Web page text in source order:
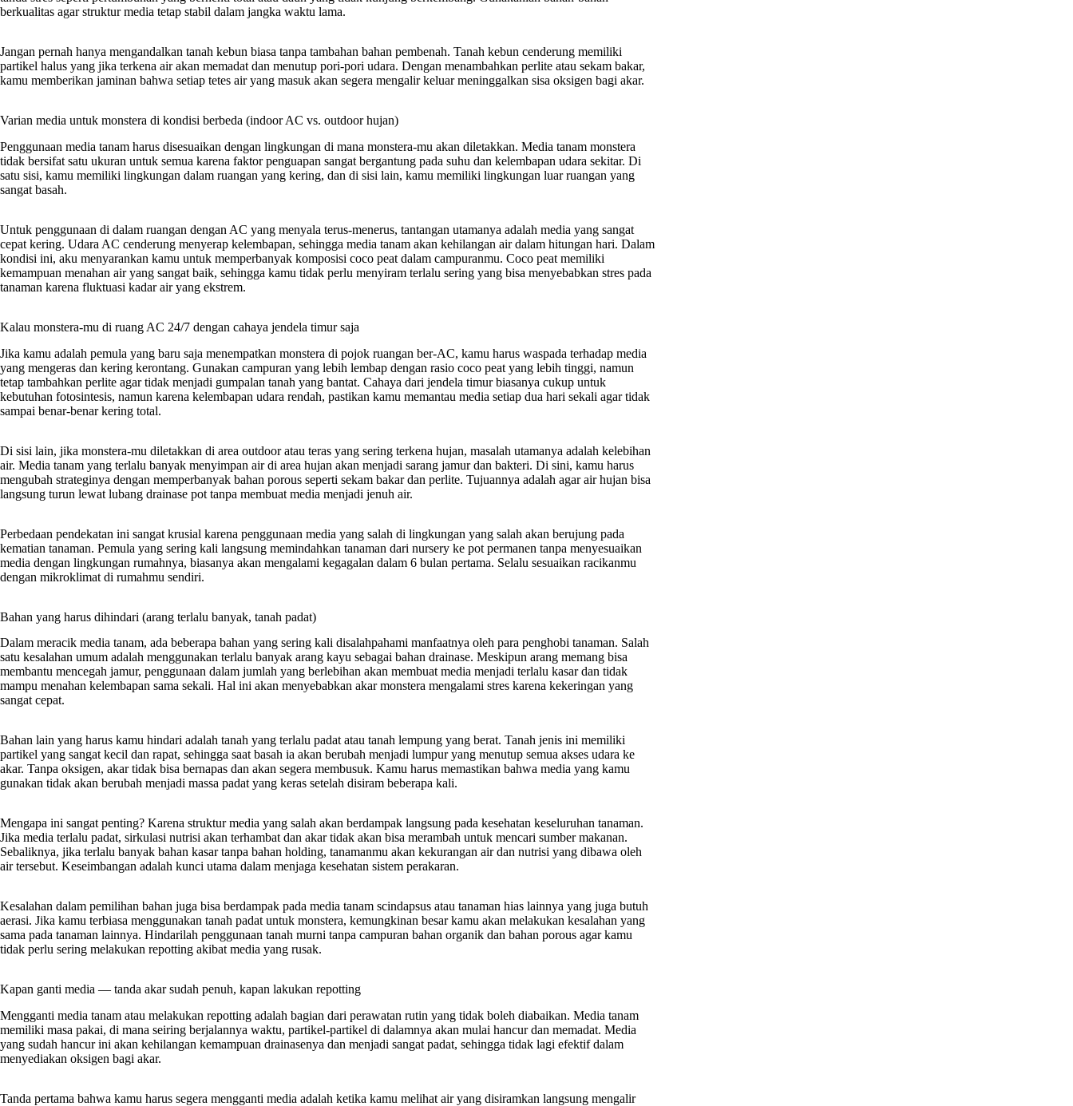
berkualitas agar struktur media tetap stabil dalam jangka waktu lama.
Jangan pernah hanya mengandalkan tanah kebun biasa tanpa tambahan bahan pembenah. Tanah kebun cenderung memiliki
partikel halus yang jika terkena air akan memadat dan menutup pori-pori udara. Dengan menambahkan perlite atau sekam bakar,
kamu memberikan jaminan bahwa setiap tetes air yang masuk akan segera mengalir keluar meninggalkan sisa oksigen bagi akar.
Varian media untuk monstera di kondisi berbeda (indoor AC vs. outdoor hujan)
Penggunaan media tanam harus disesuaikan dengan lingkungan di mana monstera-mu akan diletakkan. Media tanam monstera
tidak bersifat satu ukuran untuk semua karena faktor penguapan sangat bergantung pada suhu dan kelembapan udara sekitar. Di
satu sisi, kamu memiliki lingkungan dalam ruangan yang kering, dan di sisi lain, kamu memiliki lingkungan luar ruangan yang
sangat basah.
Untuk penggunaan di dalam ruangan dengan AC yang menyala terus-menerus, tantangan utamanya adalah media yang sangat
cepat kering. Udara AC cenderung menyerap kelembapan, sehingga media tanam akan kehilangan air dalam hitungan hari. Dalam
kondisi ini, aku menyarankan kamu untuk memperbanyak komposisi coco peat dalam campuranmu. Coco peat memiliki
kemampuan menahan air yang sangat baik, sehingga kamu tidak perlu menyiram terlalu sering yang bisa menyebabkan stres pada
tanaman karena fluktuasi kadar air yang ekstrem.
Kalau monstera-mu di ruang AC 24/7 dengan cahaya jendela timur saja
Jika kamu adalah pemula yang baru saja menempatkan monstera di pojok ruangan ber-AC, kamu harus waspada terhadap media
yang mengeras dan kering kerontang. Gunakan campuran yang lebih lembap dengan rasio coco peat yang lebih tinggi, namun
tetap tambahkan perlite agar tidak menjadi gumpalan tanah yang bantat. Cahaya dari jendela timur biasanya cukup untuk
kebutuhan fotosintesis, namun karena kelembapan udara rendah, pastikan kamu memantau media setiap dua hari sekali agar tidak
sampai benar-benar kering total.
Di sisi lain, jika monstera-mu diletakkan di area outdoor atau teras yang sering terkena hujan, masalah utamanya adalah kelebihan
air. Media tanam yang terlalu banyak menyimpan air di area hujan akan menjadi sarang jamur dan bakteri. Di sini, kamu harus
mengubah strateginya dengan memperbanyak bahan porous seperti sekam bakar dan perlite. Tujuannya adalah agar air hujan bisa
langsung turun lewat lubang drainase pot tanpa membuat media menjadi jenuh air.
Perbedaan pendekatan ini sangat krusial karena penggunaan media yang salah di lingkungan yang salah akan berujung pada
kematian tanaman. Pemula yang sering kali langsung memindahkan tanaman dari nursery ke pot permanen tanpa menyesuaikan
media dengan lingkungan rumahnya, biasanya akan mengalami kegagalan dalam 6 bulan pertama. Selalu sesuaikan racikanmu
dengan mikroklimat di rumahmu sendiri.
Bahan yang harus dihindari (arang terlalu banyak, tanah padat)
Dalam meracik media tanam, ada beberapa bahan yang sering kali disalahpahami manfaatnya oleh para penghobi tanaman. Salah
satu kesalahan umum adalah menggunakan terlalu banyak arang kayu sebagai bahan drainase. Meskipun arang memang bisa
membantu mencegah jamur, penggunaan dalam jumlah yang berlebihan akan membuat media menjadi terlalu kasar dan tidak
mampu menahan kelembapan sama sekali. Hal ini akan menyebabkan akar monstera mengalami stres karena kekeringan yang
sangat cepat.
Bahan lain yang harus kamu hindari adalah tanah yang terlalu padat atau tanah lempung yang berat. Tanah jenis ini memiliki
partikel yang sangat kecil dan rapat, sehingga saat basah ia akan berubah menjadi lumpur yang menutup semua akses udara ke
akar. Tanpa oksigen, akar tidak bisa bernapas dan akan segera membusuk. Kamu harus memastikan bahwa media yang kamu
gunakan tidak akan berubah menjadi massa padat yang keras setelah disiram beberapa kali.
Mengapa ini sangat penting? Karena struktur media yang salah akan berdampak langsung pada kesehatan keseluruhan tanaman.
Jika media terlalu padat, sirkulasi nutrisi akan terhambat dan akar tidak akan bisa merambah untuk mencari sumber makanan.
Sebaliknya, jika terlalu banyak bahan kasar tanpa bahan holding, tanamanmu akan kekurangan air dan nutrisi yang dibawa oleh
air tersebut. Keseimbangan adalah kunci utama dalam menjaga kesehatan sistem perakaran.
Kesalahan dalam pemilihan bahan juga bisa berdampak pada media tanam scindapsus atau tanaman hias lainnya yang juga butuh
aerasi. Jika kamu terbiasa menggunakan tanah padat untuk monstera, kemungkinan besar kamu akan melakukan kesalahan yang
sama pada tanaman lainnya. Hindarilah penggunaan tanah murni tanpa campuran bahan organik dan bahan porous agar kamu
tidak perlu sering melakukan repotting akibat media yang rusak.
Kapan ganti media — tanda akar sudah penuh, kapan lakukan repotting
Mengganti media tanam atau melakukan repotting adalah bagian dari perawatan rutin yang tidak boleh diabaikan. Media tanam
memiliki masa pakai, di mana seiring berjalannya waktu, partikel-partikel di dalamnya akan mulai hancur dan memadat. Media
yang sudah hancur ini akan kehilangan kemampuan drainasenya dan menjadi sangat padat, sehingga tidak lagi efektif dalam
menyediakan oksigen bagi akar.
Tanda pertama bahwa kamu harus segera mengganti media adalah ketika kamu melihat air yang disiramkan langsung mengalir